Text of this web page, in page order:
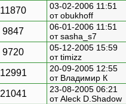
11870
03-02-2006 11:51
от obukhoff
9847
06-01-2006 11:51
от sasha_s7
9720
05-12-2005 15:59
от timizz
12991
20-09-2005 12:55
от Владимир К
21041
23-08-2005 06:21
отAleck D.Shadow